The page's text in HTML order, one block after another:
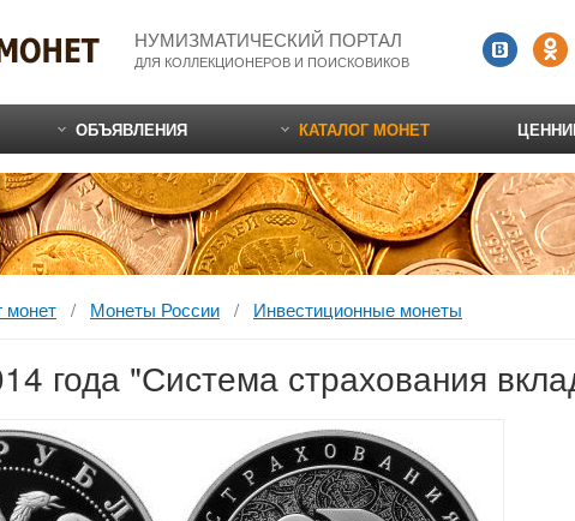
НУМИЗМАТИЧЕСКИЙ ПОРТАЛ
ДЛЯ КОЛЛЕКЦИОНЕРОВ И ПОИСКОВИКОВ
ОБЪЯВЛЕНИЯ КАТАЛОГ МОНЕТ
монет Монеты России Инвестиционные монеты
года "Система страхования